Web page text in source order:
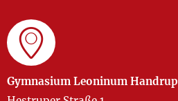
Gymnasium Leoninum Handrup